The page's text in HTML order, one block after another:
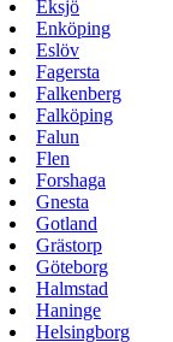
Eksjö
Enköping
Eslöv
Fagersta
Falkenberg
Falköping
Falun
Flen
Forshaga
Gnesta
Gotland
Grästorp
Göteborg
Halmstad
Haninge
Helsingborg